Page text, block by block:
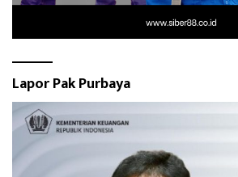
Lapor Pak Purbaya